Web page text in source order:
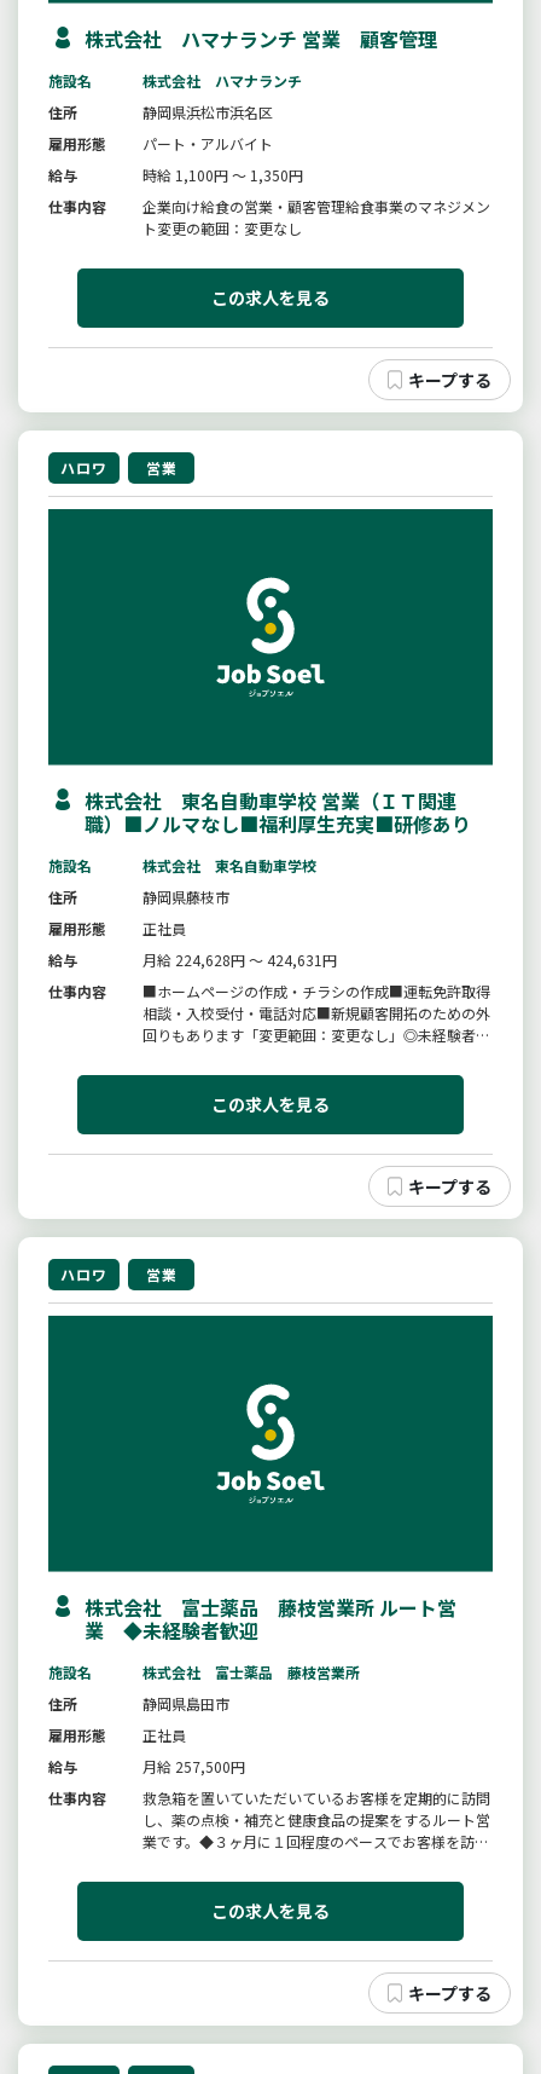
株式会社 ハマナランチ 営業 顧客管理
施設名
株式会社 ハマナランチ
住所
静岡県浜松市浜名区
雇用形態
パート・アルバイト
給与
時給 1,100円 ～ 1,350円
仕事内容
企業向け給食の営業・顧客管理給食事業のマネジメン
ト変更の範囲：変更なし
この求人を見る
ハロワ 営業
株式会社 東名自動車学校 営業（ＩＴ関連
職）■ノルマなし■福利厚生充実■研修あり
施設名
株式会社 東名自動車学校
住所
静岡県藤枝市
雇用形態
正社員
給与
月給 224,628円 ～ 424,631円
仕事内容
■ホームページの作成・チラシの作成■運転免許取得
相談・入校受付・電話対応■新規顧客開拓のための外
回りもあります「変更範囲：変更なし」◎未経験者大
ジュールに沿っての研修となります。
この求人を見る
ハロワ 営業
株式会社 富士薬品 藤枝営業所 ルート営
業 ◆未経験者歓迎
施設名
株式会社 富士薬品 藤枝営業所
住所
静岡県島田市
雇用形態
正社員
給与
月給 257,500円
仕事内容
救急箱を置いていただいているお客様を定期的に訪問
し、薬の点検・補充と健康食品の提案をするルート営
業です。◆３ヶ月に１回程度のペースでお客様を訪問
康相談、アドバイス、新商品の提案、など。・教育制
度が充実、営業未経験の方も安心して働けます。・年
この求人を見る